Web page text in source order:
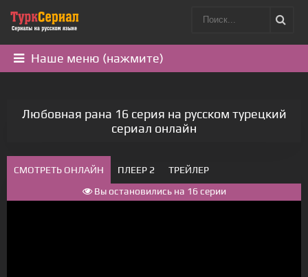
Наше меню (нажмите)
Любовная рана 16 серия на русском турецкий
сериал онлайн
СМОТРЕТЬ ОНЛАЙН ПЛЕЕР 2
ТРЕЙЛЕР
Вы остановились на 16 серии